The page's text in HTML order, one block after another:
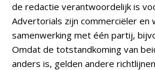
de redactie verantwoordelijk is
Advertorials zijn commerciëler en
samenwerking met één partij,
Omdat de totstandkoming van
anders is, gelden andere